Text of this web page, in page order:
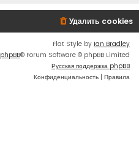
Удалить cookies
Flat Style by Ian Bradley
phpBB® Forum Software © phpBB Limited
Русская поддержка phpBB
Конфиденциальность | Правила